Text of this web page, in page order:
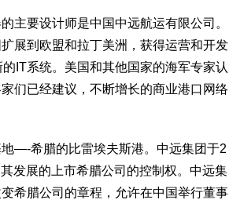
要设计师是中国中远航运有限公司。
展到欧盟和拉丁美洲，获得运营和开发
IT系统。美国和其他国家的海军专家认
们已经建议，不断增长的商业港口网络
—-希腊的比雷埃夫斯港。中远集团于2
发展的上市希腊公司的控制权。中远集
希腊公司的章程，允许在中国举行董事